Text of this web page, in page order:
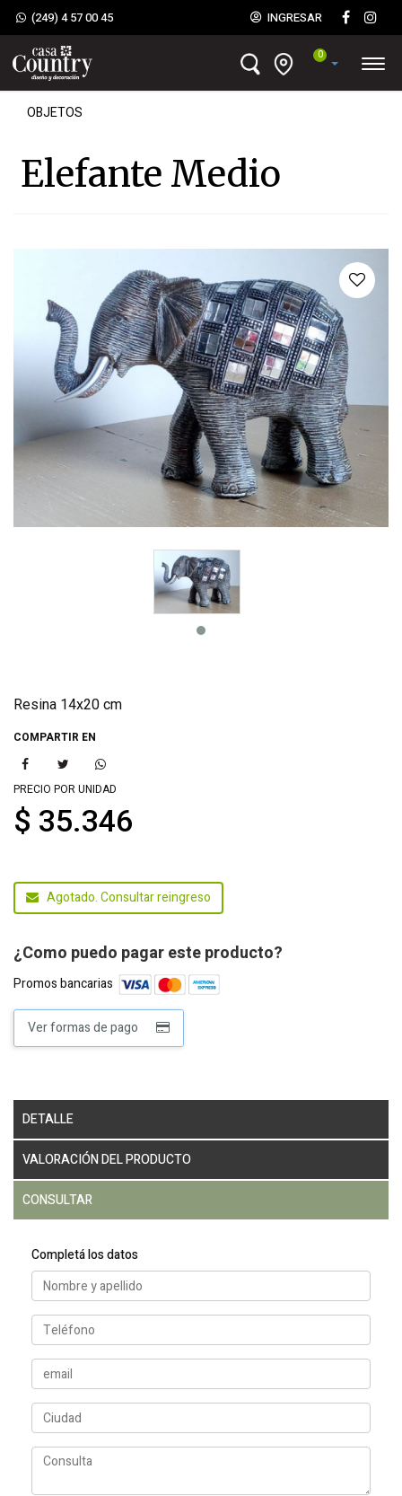
(249) 4 57 00 45 INGRESAR
0
OBJETOS
Elefante Medio
Resina 14x20 cm
COMPARTIR EN
PRECIO POR UNIDAD
$ 35.346
Agotado. Consultar reingreso
¿Como puedo pagar este producto?
Promos bancarias
Ver formas de pago
DETALLE
VALORACIÓN DEL PRODUCTO
CONSULTAR
Completá los datos